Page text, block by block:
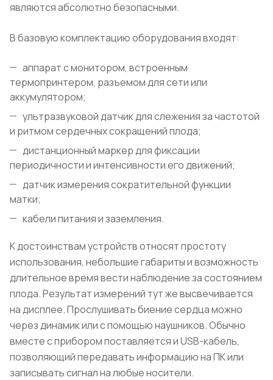
являются абсолютно безопасными.
В базовую комплектацию оборудования входят:
аппарат с монитором, встроенным
термопринтером, разъемом для сети или
аккумулятором;
ультразвуковой датчик для слежения за частотой
и ритмом сердечных сокращений плода;
дистанционный маркер для фиксации
периодичности и интенсивности его движений;
датчик измерения сократительной функции
матки;
кабели питания и заземления.
К достоинствам устройств относят простоту
использования, небольшие габариты и возможность
длительное время вести наблюдение за состоянием
плода. Результат измерений тут же высвечивается
на дисплее. Прослушивать биение сердца можно
через динамик или с помощью наушников. Обычно
вместе с прибором поставляется и USB-кабель,
позволяющий передавать информацию на ПК или
записывать сигнал на любые носители.